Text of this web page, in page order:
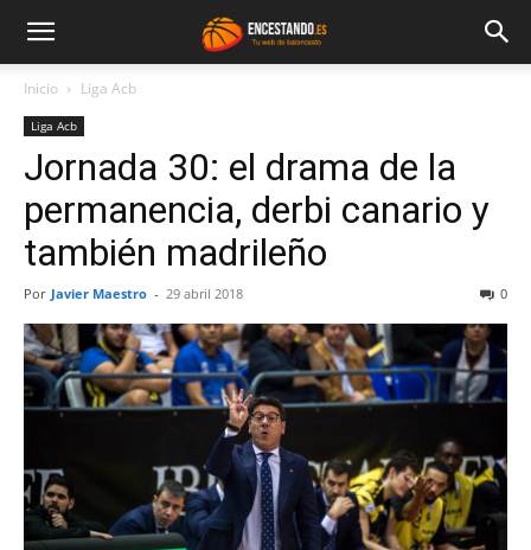
Inicio Liga Acb
Liga Acb
Jornada 30: el drama de la
permanencia, derbi canario y
también madrileño
Por Javier Maestro - 29 abril 2018 0